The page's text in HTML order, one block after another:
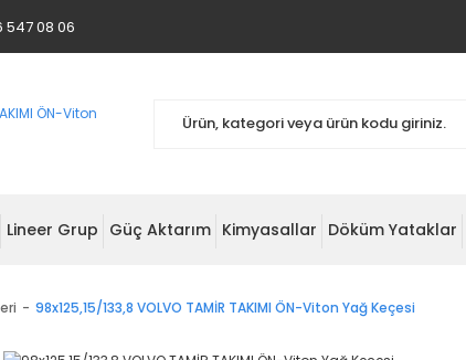
547 08 06
Lineer Grup Güç Aktarım Kimyasallar Döküm Yataklar
98x125,15/133,8 VOLVO TAMİR TAKIMI ÖN-Viton Yağ Keçesi